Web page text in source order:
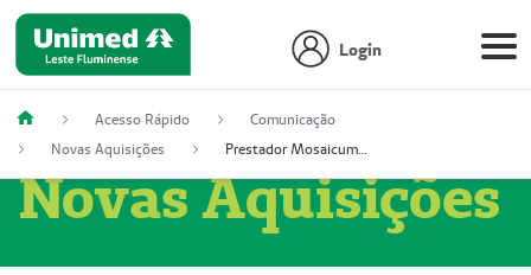
Login
Acesso Rápido
Comunicação
Novas Aquisições
Prestador Mosaicum Espaço Clínico Ltda (51004352-0)
Novas Aquisições